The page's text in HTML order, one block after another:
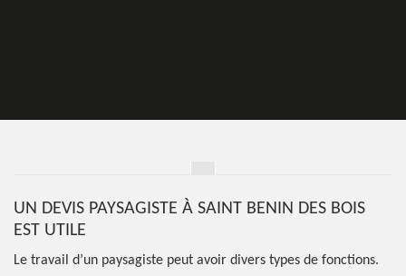
UN DEVIS PAYSAGISTE À SAINT BENIN DES BOIS
EST UTILE
Le travail d’un paysagiste peut avoir divers types de fonctions.